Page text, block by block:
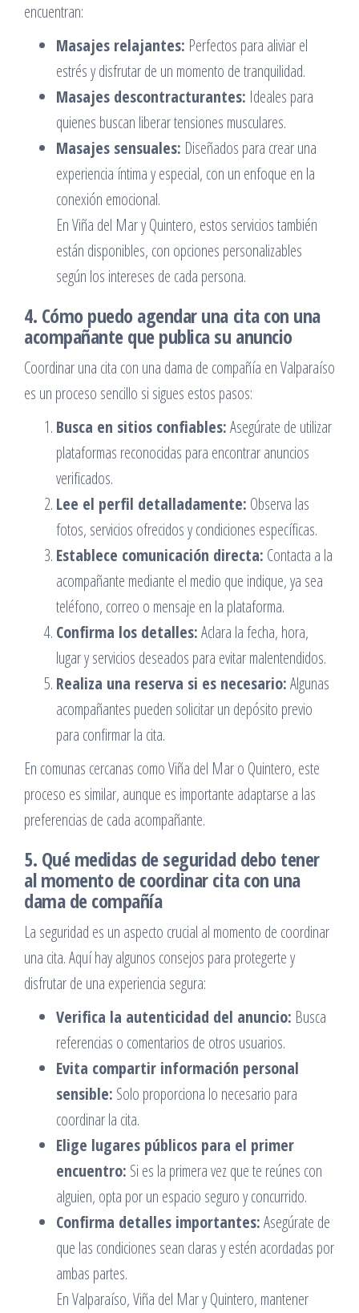
encuentran:
Masajes relajantes: Perfectos para aliviar el
estrés y disfrutar de un momento de tranquilidad.
Masajes descontracturantes: Ideales para
quienes buscan liberar tensiones musculares.
Masajes sensuales: Diseñados para crear una
experiencia íntima y especial, con un enfoque en la
conexión emocional.
En Viña del Mar y Quintero, estos servicios también
están disponibles, con opciones personalizables
según los intereses de cada persona.
4. Cómo puedo agendar una cita con una
acompañante que publica su anuncio
Coordinar una cita con una dama de compañía en Valparaíso
es un proceso sencillo si sigues estos pasos:
Busca en sitios confiables:Asegúrate de utilizar
plataformas reconocidas para encontrar anuncios
verificados.
Lee el perfil detalladamente: Observa las
fotos, servicios ofrecidos y condiciones específicas.
Establece comunicación directa: Contacta a la
acompañante mediante el medio que indique, ya sea
teléfono, correo o mensaje en la plataforma.
Confirma los detalles:Aclara la fecha, hora,
lugar y servicios deseados para evitar malentendidos.
Realiza una reserva si es necesario:Algunas
acompañantes pueden solicitar un depósito previo
para confirmar la cita.
En comunas cercanas como Viña del Mar o Quintero, este
proceso es similar, aunque es importante adaptarse a las
preferencias de cada acompañante.
5. Qué medidas de seguridad debo tener
al momento de coordinar cita con una
dama de compañía
La seguridad es un aspecto crucial al momento de coordinar
una cita. Aquí hay algunos consejos para protegerte y
disfrutar de una experiencia segura:
Verifica la autenticidad del anuncio: Busca
referencias o comentarios de otros usuarios.
Evita compartir información personal
sensible: Solo proporciona lo necesario para
coordinar la cita.
Elige lugares públicos para el primer
encuentro: Si es la primera vez que te reúnes con
alguien, opta por un espacio seguro y concurrido.
Confirma detalles importantes:Asegúrate de
que las condiciones sean claras y estén acordadas por
ambas partes.
En Valparaíso, Viña del Mar y Quintero, mantener